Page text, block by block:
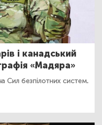
і канадський
«Мадяра»
Сил безпілотних систем.